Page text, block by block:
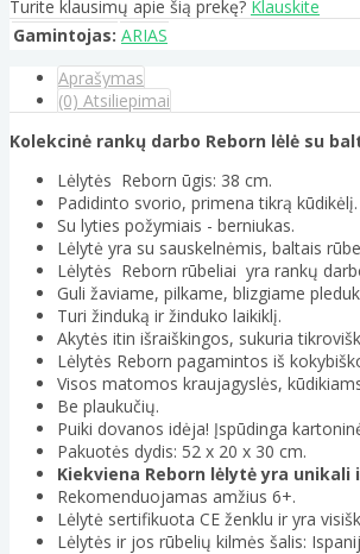
Turite klausimų apie šią prekę? Klauskite
Gamintojas: ARIAS
Aprašymas
(0) Atsiliepimai
Kolekcinė rankų darbo Reborn lėlė su
Lėlytės Reborn ūgis: 38 cm.
Padidinto svorio, primena tikrą kūdikėlį.
Su lyties požymiais - berniukas.
Lėlytė yra su sauskelnėmis, baltais
Lėlytės Reborn rūbeliai yra rankų
Guli žaviame, pilkame, blizgiame
Turi žinduką ir žinduko laikiklį.
Akytės itin išraiškingos, sukuria
Lėlytės Reborn pagamintos iš
Visos matomos kraujagyslės,
Be plaukučių.
Puiki dovanos idėja! Įspūdinga
Pakuotės dydis: 52 x 20 x 30 cm.
Kiekviena Reborn lėlytė yra
Rekomenduojamas amžius 6+.
Lėlytė sertifikuota CE ženklu ir yra
Lėlytės ir jos rūbelių kilmės šalis: